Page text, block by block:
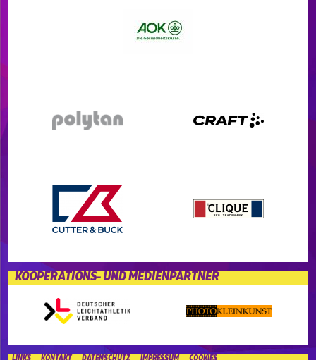
KOOPERATIONS- UND MEDIENPARTNER